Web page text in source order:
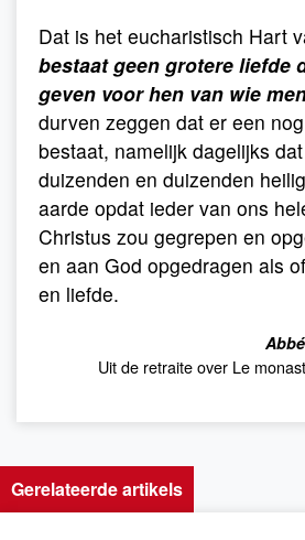
Dat is het eucharistisch Hart
bestaat geen grotere liefde
geven voor hen van wie
durven zeggen dat er een
bestaat, namelijk dagelijks
duizenden en duizenden
aarde opdat ieder van ons
Christus zou gegrepen en
en aan God opgedragen als
en liefde.
Uit de retraite over Le
Gerelateerde artikels